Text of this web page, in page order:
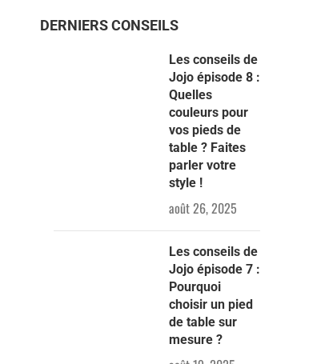
DERNIERS CONSEILS
Les conseils de
Jojo épisode 8 :
Quelles
couleurs pour
vos pieds de
table ? Faites
parler votre
style !
août 26, 2025
Les conseils de
Jojo épisode 7 :
Pourquoi
choisir un pied
de table sur
mesure ?